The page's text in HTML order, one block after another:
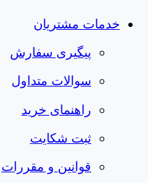
خدمات مشتریان
پیگیری سفارش
سوالات متداول
راهنمای خرید
ثبت شکایت
قوانین و مقررات